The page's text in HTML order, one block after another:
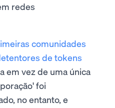
redes
comunidades
de tokens
em vez de uma única
foi
no entanto, e